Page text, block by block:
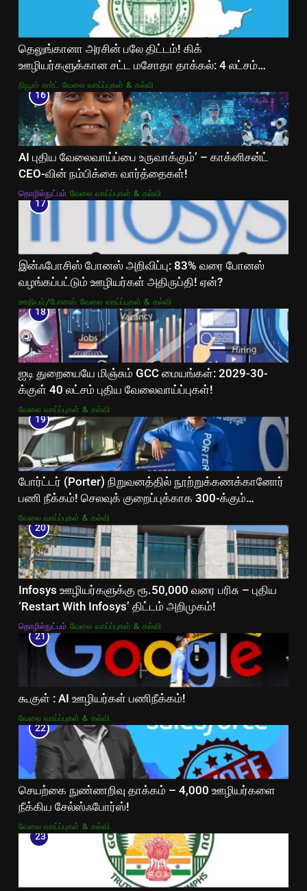
தெலுங்கானா அரசின் பலே திட்டம்! கிக்
ஊழியர்களுக்கான சட்ட மசோதா தாக்கல்: 4 லட்சம்
ஊழியர்களுக்கு சமூகப் பாதுகாப்பு உறுதி!
நியூஸ் கார்ட் வேலை வாய்ப்புகள் & கல்வி
16
AI புதிய வேலைவாய்ப்பை உருவாக்கும்’ – காக்னிசன்ட்
CEO-வின் நம்பிக்கை வார்த்தைகள்!
தொழில்நுட்பம் வேலை வாய்ப்புகள் & கல்வி
17
இன்ஃபோசிஸ் போனஸ் அறிவிப்பு: 83% வரை போனஸ்
வழங்கப்பட்டும் ஊழியர்கள் அதிருப்தி! ஏன்?
ஊதியம்/போனஸ் வேலை வாய்ப்புகள் & கல்வி
18
ஐடி துறையையே மிஞ்சும் GCC மையங்கள்: 2029-30-
க்குள் 40 லட்சம் புதிய வேலைவாய்ப்புகள்!
வேலை வாய்ப்புகள் & கல்வி
19
போர்ட்டர் (Porter) நிறுவனத்தில் நூற்றுக்கணக்கானோர்
பணி நீக்கம்! செலவுக் குறைப்புக்காக 300-க்கும்
மேற்பட்ட ஊழியர்களை நீக்கியது!
வேலை வாய்ப்புகள் & கல்வி
20
Infosys ஊழியர்களுக்கு ரூ.50,000 வரை பரிசு – புதிய
‘Restart With Infosys’ திட்டம் அறிமுகம்!
தொழில்நுட்பம் வேலை வாய்ப்புகள் & கல்வி
21
கூகுள் : AI ஊழியர்கள் பணிநீக்கம்!
வேலை வாய்ப்புகள் & கல்வி
22
செயற்கை நுண்ணறிவு தாக்கம் – 4,000 ஊழியர்களை
நீக்கிய சேல்ஸ்ஃபோர்ஸ்!
வேலை வாய்ப்புகள் & கல்வி
23